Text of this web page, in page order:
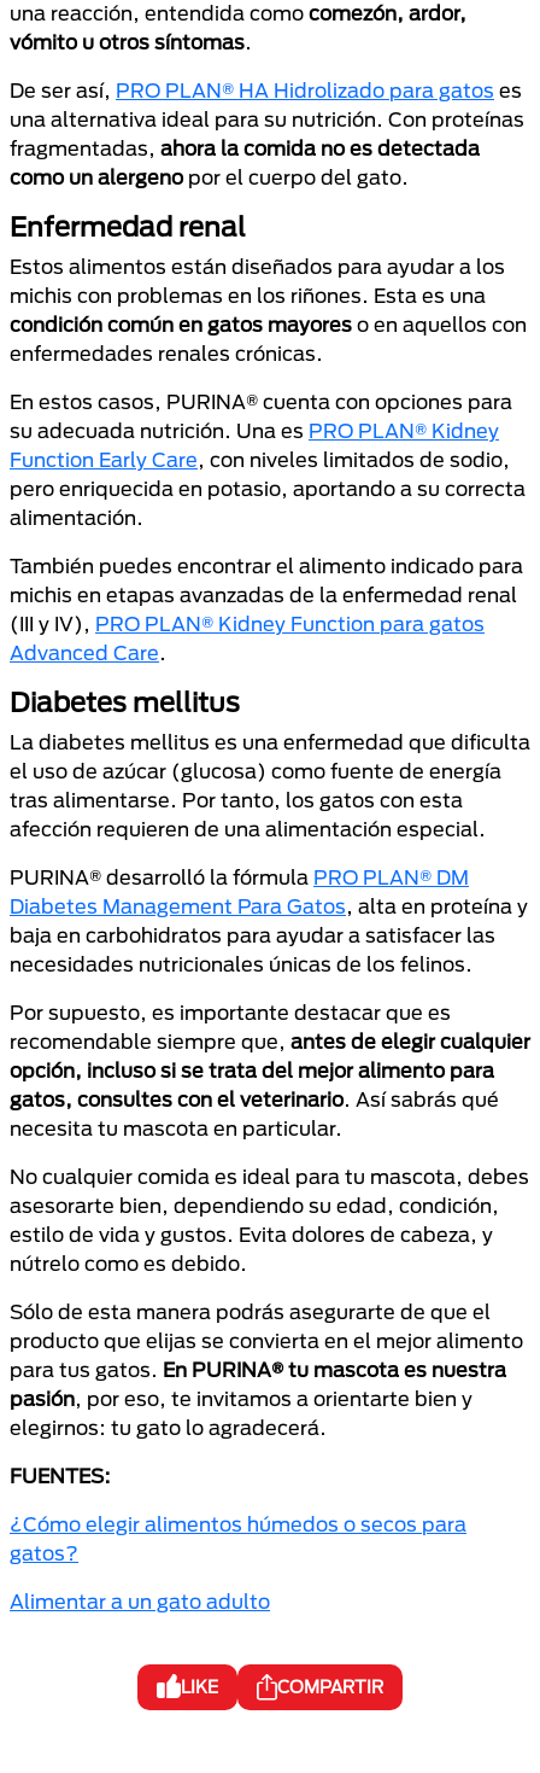
una reacción, entendida como comezón, ardor,
vómito u otros síntomas.
De ser así, PRO PLAN® HA Hidrolizado para gatos es
una alternativa ideal para su nutrición. Con proteínas
fragmentadas, ahora la comida no es detectada
como un alergenopor el cuerpo del gato.
Enfermedad renal
Estos alimentos están diseñados para ayudar a los
michis con problemas en los riñones. Esta es una
condición común en gatos mayores o en aquellos con
enfermedades renales crónicas.
En estos casos, PURINA® cuenta con opciones para
su adecuada nutrición. Una es PRO PLAN® Kidney
Function Early Care, con niveles limitados de sodio,
pero enriquecida en potasio, aportando a su correcta
alimentación.
También puedes encontrar el alimento indicado para
michis en etapas avanzadas de la enfermedad renal
(III y IV), PRO PLAN® Kidney Function para gatos
Advanced Care.
Diabetes mellitus
La diabetes mellitus es una enfermedad que dificulta
el uso de azúcar (glucosa) como fuente de energía
tras alimentarse. Por tanto, los gatos con esta
afección requieren de una alimentación especial.
PURINA® desarrolló la fórmula PRO PLAN® DM
Diabetes Management Para Gatos, alta en proteína y
baja en carbohidratos para ayudar a satisfacer las
necesidades nutricionales únicas de los felinos.
Por supuesto, es importante destacar que es
recomendable siempre que, antes de elegir cualquier
opción, incluso si se trata del mejor alimento para
gatos, consultes con el veterinario. Así sabrás qué
necesita tu mascota en particular.
No cualquier comida es ideal para tu mascota, debes
asesorarte bien, dependiendo su edad, condición,
estilo de vida y gustos. Evita dolores de cabeza, y
nútrelo como es debido.
Sólo de esta manera podrás asegurarte de que el
producto que elijas se convierta en el mejor alimento
para tus gatos. En PURINA® tu mascota es nuestra
pasión, por eso, te invitamos a orientarte bien y
elegirnos: tu gato lo agradecerá.
FUENTES:
¿Cómo elegir alimentos húmedos o secos para
gatos?
Alimentar a un gato adulto
LIKE COMPARTIR